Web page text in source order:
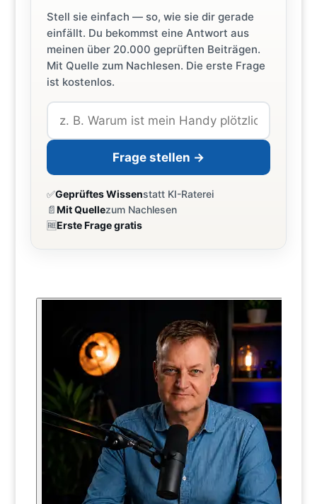
Stell sie einfach — so, wie sie dir gerade
einfällt. Du bekommst eine Antwort aus
meinen über 20.000 geprüften Beiträgen.
Mit Quelle zum Nachlesen. Die erste Frage
ist kostenlos.
Frage stellen →
✅Geprüftes Wissenstatt KI-Raterei
📄Mit Quellezum Nachlesen
🆓Erste Frage gratis